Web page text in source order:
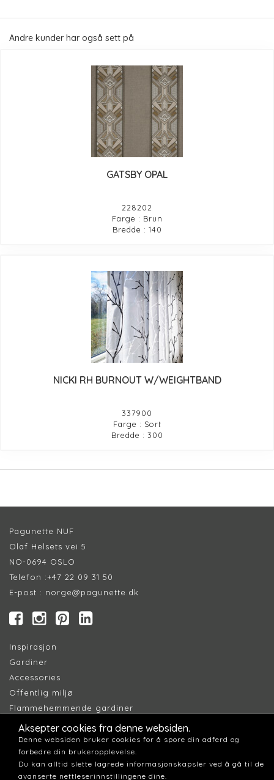
Andre kunder har også sett på
GATSBY OPAL
228202
Farge : Brun
Bredde : 140
NICKI RH BURNOUT W/WEIGHTBAND
337900
Farge : Sort
Bredde : 300
Pagunette NUF
Olaf Helsets vei 5
NO-0694 OSLO
Telefon :+47 22 09 31 50
E-post : norge@pagunette.dk
Inspirasjon
Gardiner
Accessories
Offentlig miljø
Flammehemmende gardiner
Akustikk gardiner
Finn forhandler
Cookies
Persondatapolitikk
Aksepter cookies fra denne websiden.
Denne websiden bruker cookies for å spore din adferd og
forbedre din brukeropplevelse.
Du kan alltid slette lagrede informasjonskapsler ved å gå til de
avanserte nettleserinnstillingene dine.